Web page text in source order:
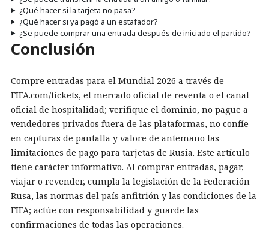
¿Qué hacer si la tarjeta no pasa?
¿Qué hacer si ya pagó a un estafador?
¿Se puede comprar una entrada después de iniciado el partido?
Conclusión
Compre entradas para el Mundial 2026 a través de
FIFA.com/tickets, el mercado oficial de reventa o el canal
oficial de hospitalidad; verifique el dominio, no pague a
vendedores privados fuera de las plataformas, no confíe
en capturas de pantalla y valore de antemano las
limitaciones de pago para tarjetas de Rusia. Este artículo
tiene carácter informativo. Al comprar entradas, pagar,
viajar o revender, cumpla la legislación de la Federación
Rusa, las normas del país anfitrión y las condiciones de la
FIFA; actúe con responsabilidad y guarde las
confirmaciones de todas las operaciones.